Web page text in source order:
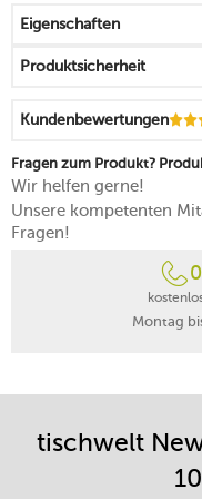
saftige Ergebnisse
unter dem Deckel
Servieren
hitzebeständig bis
niedrige bis
verbessert die
für alle Herdarten
Hinweis: um
Umplatzieren
von Hand reinigen
Eigenschaften
Produktsicherheit
Kundenbewertungen
Fragen zum Produkt?
Wir helfen gerne!
Unsere kompetenten
Fragen!
Montag
tischwelt